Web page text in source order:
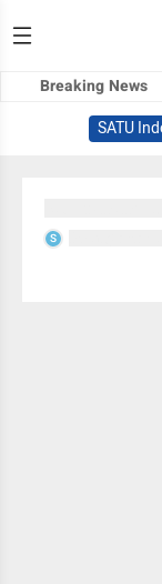
Breaking News
SATU
S